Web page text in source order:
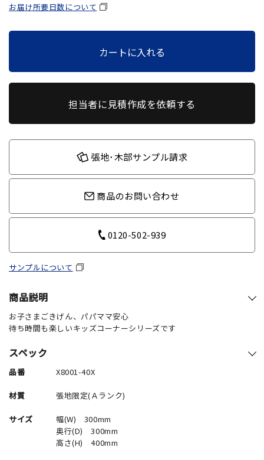
お届け所要日数について
カートに入れる
担当者に見積作成を依頼する
張地･木部サンプル請求
商品のお問い合わせ
0120-502-939
サンプルについて
商品説明
お子さまごきげん、パパママ安心
待ち時間も楽しいキッズコーナーシリーズです
スペック
品番 X8001-40X
材質 張地限定(Ａランク)
サイズ
幅(W) 300mm
奥行(D) 300mm
高さ(H) 400mm